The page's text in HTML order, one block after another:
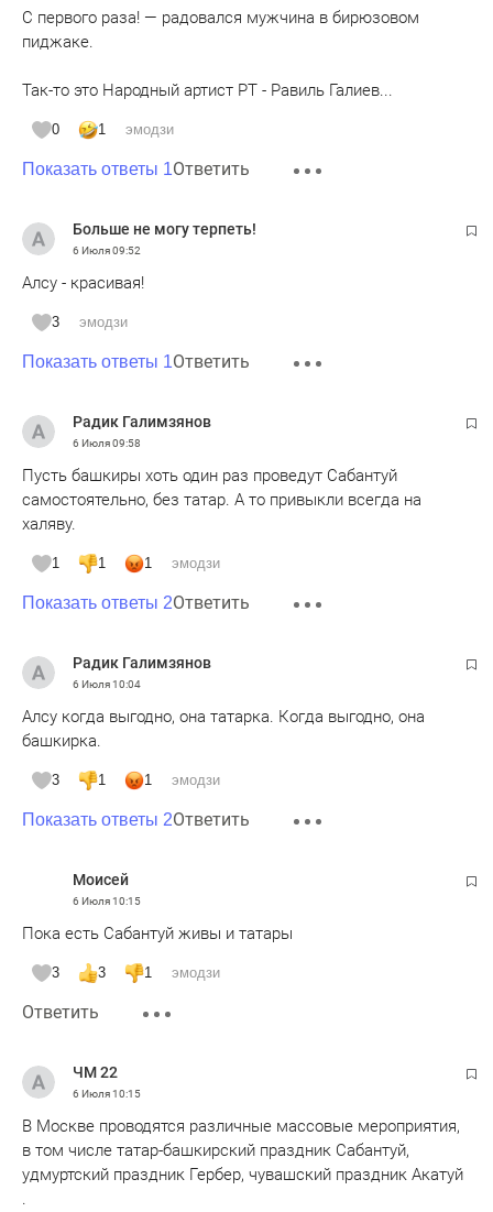
С первого раза! — радовался мужчина в бирюзовом
пиджаке.
Так-то это Народный артист РТ - Равиль Галиев...
0 1 эмодзи
Показать ответы 1Ответить
Больше не могу терпеть!
6 Июля09:52
Алсу - красивая!
3 эмодзи
Показать ответы 1Ответить
Радик Галимзянов
6 Июля09:58
Пусть башкиры хоть один раз проведут Сабантуй
самостоятельно, без татар. А то привыкли всегда на
халяву.
1 1 1 эмодзи
Показать ответы 2Ответить
Радик Галимзянов
6 Июля10:04
Алсу когда выгодно, она татарка. Когда выгодно, она
башкирка.
3 1 1 эмодзи
Показать ответы 2Ответить
Moисeй
6 Июля10:15
Пока есть Сабантуй живы и татары
3 3 1 эмодзи
Ответить
ЧМ 22
6 Июля10:15
В Москве проводятся различные массовые мероприятия,
в том числе татар-башкирский праздник Сабантуй,
удмуртский праздник Гербер, чувашский праздник Акатуй
.